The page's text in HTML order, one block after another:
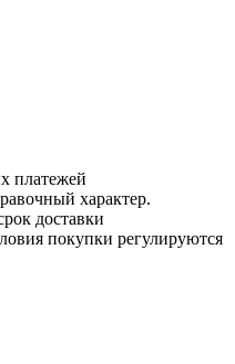
характер.
доставки
покупки регулируются